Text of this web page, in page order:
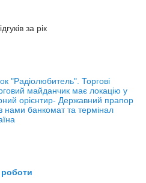
за рік
"Радіолюбитель". Торгові
майданчик має локацію у
орієнтир- Державний прапор
нами банкомат та термінал
роботи